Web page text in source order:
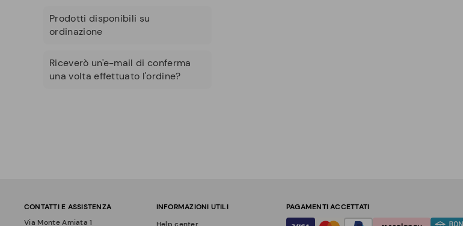
Prodotti disponibili su
ordinazione
Riceverò un'e-mail di conferma
una volta effettuato l'ordine?
CONTATTI E ASSISTENZA
Via Monte Amiata 1
INFORMAZIONI UTILI
PAGAMENTI ACCETTATI